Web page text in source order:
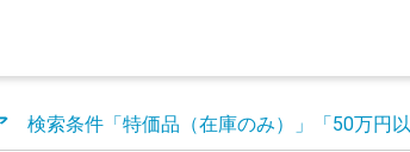
検索条件 「特価品（在庫のみ）」 「50万円